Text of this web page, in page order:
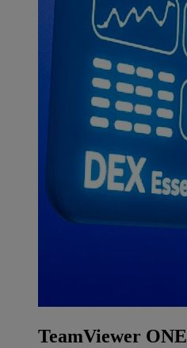
TeamViewer ONE